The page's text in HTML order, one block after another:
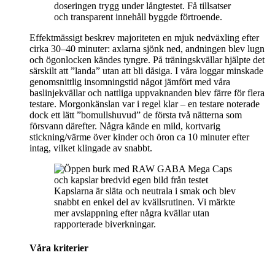
doseringen trygg under långtestet. Få tillsatser
och transparent innehåll byggde förtroende.
Effektmässigt beskrev majoriteten en mjuk nedväxling efter
cirka 30–40 minuter: axlarna sjönk ned, andningen blev lugn
och ögonlocken kändes tyngre. På träningskvällar hjälpte det
särskilt att ”landa” utan att bli dåsiga. I våra loggar minskade
genomsnittlig insomningstid något jämfört med våra
baslinjekvällar och nattliga uppvaknanden blev färre för flera
testare. Morgonkänslan var i regel klar – en testare noterade
dock ett lätt ”bomullshuvud” de första två nätterna som
försvann därefter. Några kände en mild, kortvarig
stickning/värme över kinder och öron ca 10 minuter efter
intag, vilket klingade av snabbt.
Kapslarna är släta och neutrala i smak och blev
snabbt en enkel del av kvällsrutinen. Vi märkte
mer avslappning efter några kvällar utan
rapporterade biverkningar.
Våra kriterier